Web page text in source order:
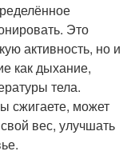
Это
активность, но и
как дыхание,
тела.
сжигаете, может
вес, улучшать